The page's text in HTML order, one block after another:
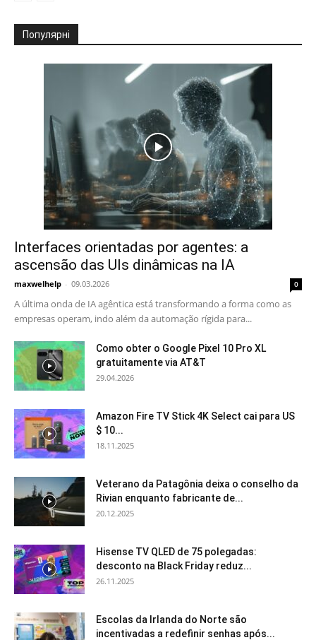
Популярні
Interfaces orientadas por agentes: a
ascensão das UIs dinâmicas na IA
maxwelhelp - 09.03.2026 0
A última onda de IA agêntica está transformando a forma como as
empresas operam, indo além da automação rígida para...
Como obter o Google Pixel 10 Pro XL
gratuitamente via AT&T
29.04.2026
Amazon Fire TV Stick 4K Select cai para US
$ 10...
18.11.2025
Veterano da Patagônia deixa o conselho da
Rivian enquanto fabricante de...
20.12.2025
Hisense TV QLED de 75 polegadas:
desconto na Black Friday reduz...
26.11.2025
Escolas da Irlanda do Norte são
incentivadas a redefinir senhas após...